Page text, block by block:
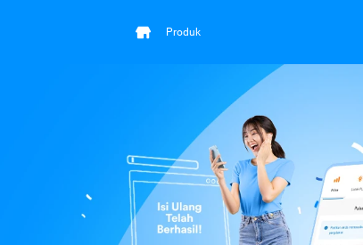
Produk